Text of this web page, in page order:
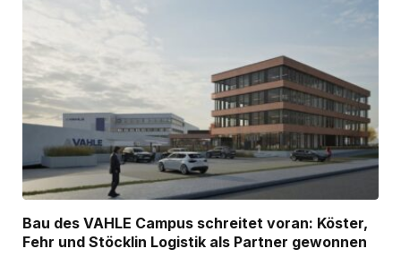
Bau des VAHLE Campus schreitet voran: Köster,
Fehr und Stöcklin Logistik als Partner gewonnen